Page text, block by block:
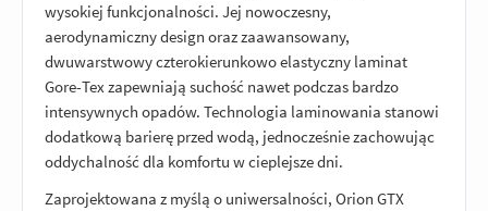
wysokiej funkcjonalności. Jej nowoczesny,
aerodynamiczny design oraz zaawansowany,
dwuwarstwowy czterokierunkowo elastyczny laminat
Gore-Tex zapewniają suchość nawet podczas bardzo
intensywnych opadów. Technologia laminowania stanowi
dodatkową barierę przed wodą, jednocześnie zachowując
oddychalność dla komfortu w cieplejsze dni.
Zaprojektowana z myślą o uniwersalności, Orion GTX